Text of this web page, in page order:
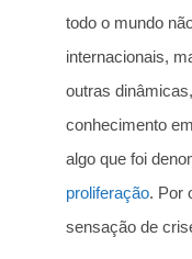
todo o mundo
internacionais,
outras
conhecimento
algo que foi
proliferação. Por
sensação de